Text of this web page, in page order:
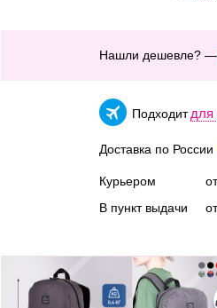
Нашли дешевле? —
Подходит для
Доставка по России
Курьером
В пункт выдачи